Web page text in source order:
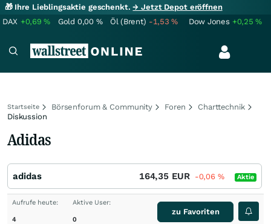
🎁 Ihre Lieblingsaktie geschenkt.→ Jetzt Depot eröffnen
DAX +0,69% Gold 0,00 % Öl (Brent) -1,53% Dow Jones +0,25%
Startseite Börsenforum & Community Foren
Charttechnik
Diskussion
Adidas
adidas 164,35 EUR -0,06 % Aktie
Aufrufe heute:
4
Aktive User:
0
zu Favoriten